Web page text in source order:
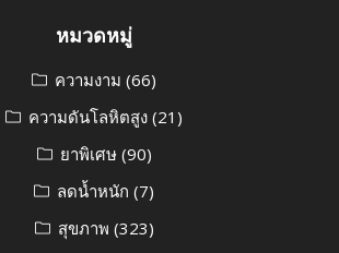
หมวดหมู่
ความงาม (66)
ความดันโลหิตสูง (21)
ยาพิเศษ(90)
ลดน้ำหนัก (7)
สุขภาพ (323)